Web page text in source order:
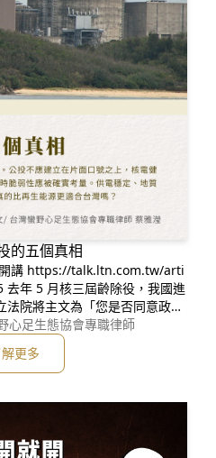
的五個真相
講 https://talk.ltn.com.tw/arti
年 5 月核三屆齡除役，我國進
院將主文為「您是否同意政府
以確保國民健康、穩定供電、
人工智慧（AI）產業發展？」
大優點，事實上
心足生態協會專職律師
更多